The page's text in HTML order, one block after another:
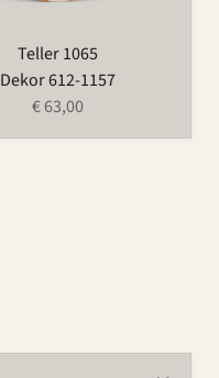
Teller 1065
Dekor 612-1157
€ 63,00